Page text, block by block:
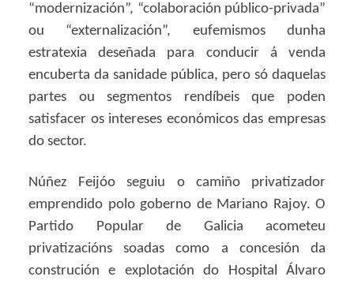
“modernización”, “colaboración público-privada”
ou “externalización”, eufemismos dunha
estratexia deseñada para conducir á venda
encuberta da sanidade pública, pero só daquelas
partes ou segmentos rendíbeis que poden
satisfacer os intereses económicos das empresas
do sector.
Núñez Feijóo seguiu o camiño privatizador
emprendido polo goberno de Mariano Rajoy. O
Partido Popular de Galicia acometeu
privatizacións soadas como a concesión da
construción e explotación do Hospital Álvaro